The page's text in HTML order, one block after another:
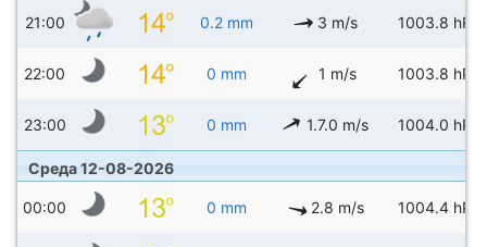
21:00 0.2 mm 3 m/s 1003.8 hPa
22:00 0 mm 1 m/s 1003.8 hPa
23:00 0 mm 1.7.0 m/s 1004.0 hPa
Среда 12-08-2026
00:00 0 mm 2.8 m/s 1004.4 hPa